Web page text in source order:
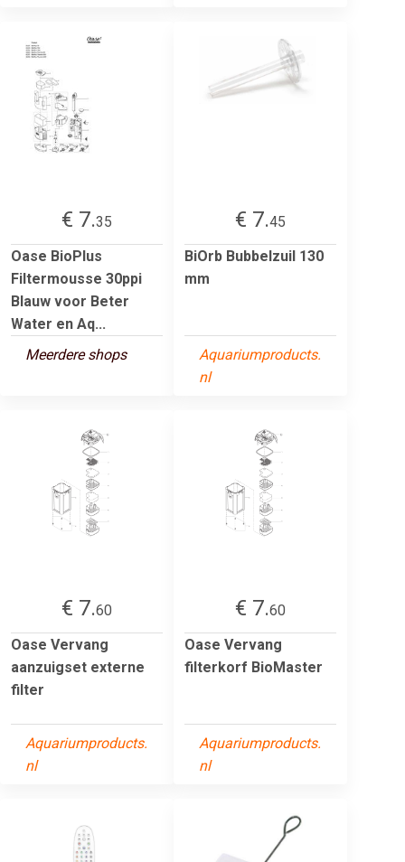
€ 7.35
Oase BioPlus
Filtermousse 30ppi
Blauw voor Beter
Water en Aq...
Meerdere shops
€ 7.45
BiOrb Bubbelzuil 130
mm
Aquariumproducts.
nl
€ 7.60
Oase Vervang
aanzuigset externe
filter
Aquariumproducts.
nl
€ 7.60
Oase Vervang
filterkorf BioMaster
Aquariumproducts.
nl